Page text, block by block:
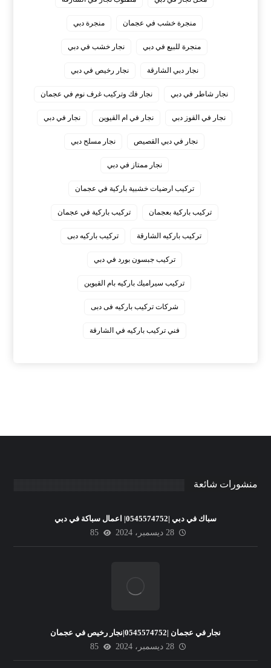
منجرة خشب في عجمان منجرة دبي
منجرة للبيع في دبي نجار خشب في دبي
نجار دبي الشارقة نجار رخيص في دبي
نجار شاطر في دبي نجار فك وتركيب غرف نوم في عجمان
نجار في القوز دبي نجار في ام القيوين نجار في دبي
نجار في دبي القصيص نجار مسلح دبي
نجار ممتاز في دبي
‏تركيب ارضيات خشبية باركية في عجمان
‏تركيب باركية بعجمان ‏تركيب باركية في عجمان
‏تركيب باركيه الشارقة ‏تركيب باركيه دبى
‏تركيب جبسون بورد في دبي
‏تركيب سيراميك باركيه بام القيوين
‏شركات تركيب باركيه فى دبى
‏فني تركيب باركيه في الشارقة
منشورات شائعة
سباك في دبي |0545574752| اعمال سباكة في دبي
28 ديسمبر، 2024
85
نجار في عجمان |0545574752|نجار رخيص في عجمان
28 ديسمبر، 2024
85